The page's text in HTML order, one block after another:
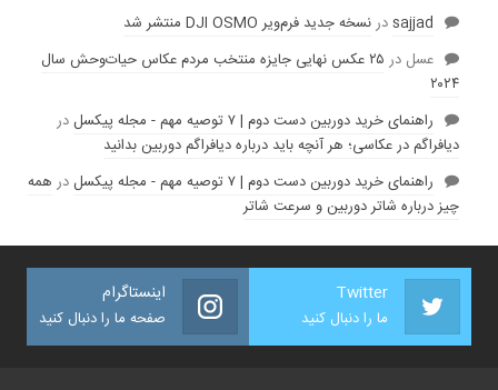
sajjadدرنسخه جدید فرم‌ویر DJI OSMO منتشر شد
عسل در
۲۵ عکس نهایی جایزه منتخب مردم عکاس حیات‌وحش سال
۲۰۲۴
راهنمای خرید دوربین دست دوم | ۷ توصیه مهم - مجله پیکسل
در
دیافراگم در عکاسی؛ هر آنچه باید درباره دیافراگم دوربین بدانید
راهنمای خرید دوربین دست دوم | ۷ توصیه مهم - مجله پیکسل
در همه
چیز درباره شاتر دوربین و سرعت شاتر
Twitter
ما را دنبال کنید
اینستاگرام
صفحه ما را دنبال کنید